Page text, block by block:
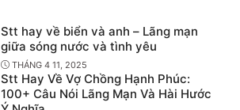
Stt hay về biển và anh – Lãng mạn
giữa sóng nước và tình yêu
THÁNG 4 11, 2025
Stt Hay Về Vợ Chồng Hạnh Phúc:
100+ Câu Nói Lãng Mạn Và Hài Hước